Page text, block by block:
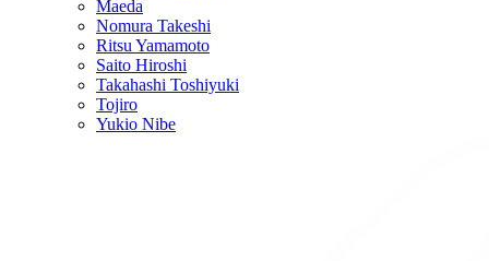
Maeda
Nomura Takeshi
Ritsu Yamamoto
Saito Hiroshi
Takahashi Toshiyuki
Tojiro
Yukio Nibe